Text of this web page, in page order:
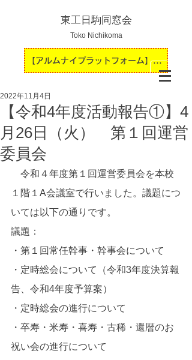
東工日駒同窓会
Toko Nichikoma
【アルムナイプラットフォーム】運用開始のお知らせ
【令和4年度活動報告①】4
月26日（火） 第１回運営
委員会
2022年11月4日
令和４年度第１回運営委員会を本校
１階１A会議室で行いました。議題につ
いては以下の通りです。
議題：
・第１回常任幹事・幹事会について
・定時総会について（令和3年度決算報
告、令和4年度予算案）
・定時総会の進行について
・卒寿・米寿・喜寿・古稀・還暦のお
祝い会の進行について